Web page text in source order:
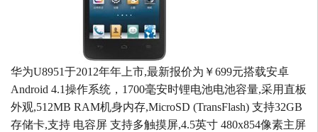
华为U8951于2012年年上市,最新报价为￥699元搭载安卓
Android 4.1操作系统，1700毫安时锂电池电池容量,采用直板
外观,512MB RAM机身内存,MicroSD (TransFlash) 支持32GB
存储卡,支持 电容屏 支持多触摸屏,4.5英寸 480x854像素主屏